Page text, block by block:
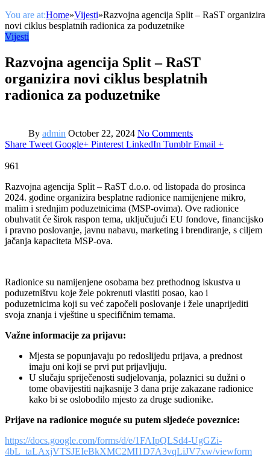
You are at:Home»Vijesti»Razvojna agencija Split – RaST organizira
novi ciklus besplatnih radionica za poduzetnike
Vijesti
Razvojna agencija Split – RaST
organizira novi ciklus besplatnih
radionica za poduzetnike
By admin October 22, 2024 No Comments
Share Tweet Google+ Pinterest LinkedIn Tumblr Email +
961
Razvojna agencija Split – RaST d.o.o. od listopada do prosinca
2024. godine organizira besplatne radionice namijenjene mikro,
malim i srednjim poduzetnicima (MSP-ovima). Ove radionice
obuhvatit će širok raspon tema, uključujući EU fondove, financijsko
i pravno poslovanje, javnu nabavu, marketing i brendiranje, s ciljem
jačanja kapaciteta MSP-ova.
Radionice su namijenjene osobama bez prethodnog iskustva u
poduzetništvu koje žele pokrenuti vlastiti posao, kao i
poduzetnicima koji su već započeli poslovanje i žele unaprijediti
svoja znanja i vještine u specifičnim temama.
Važne informacije za prijavu:
Mjesta se popunjavaju po redoslijedu prijava, a prednost
imaju oni koji se prvi put prijavljuju.
U slučaju spriječenosti sudjelovanja, polaznici su dužni o
tome obavijestiti najkasnije 3 dana prije zakazane radionice
kako bi se oslobodilo mjesto za druge sudionike.
Prijave na radionice moguće su putem sljedeće poveznice:
https://docs.google.com/forms/d/e/1FAIpQLSd4-UgGZi-
4bL_taLAxjVTSJEIeBkXMC2MI1D7A3vqLiJV7xw/viewform